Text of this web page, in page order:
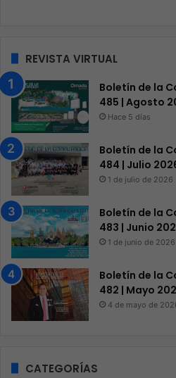
REVISTA VIRTUAL
Boletín de la
485 | Agosto
Hace 5 días
Boletín de la
484 | Julio
1 de julio de 2026
Boletín de la
483 | Junio
1 de junio de 2026
Boletín de la
482 | Mayo
4 de mayo de
CATEGORÍAS